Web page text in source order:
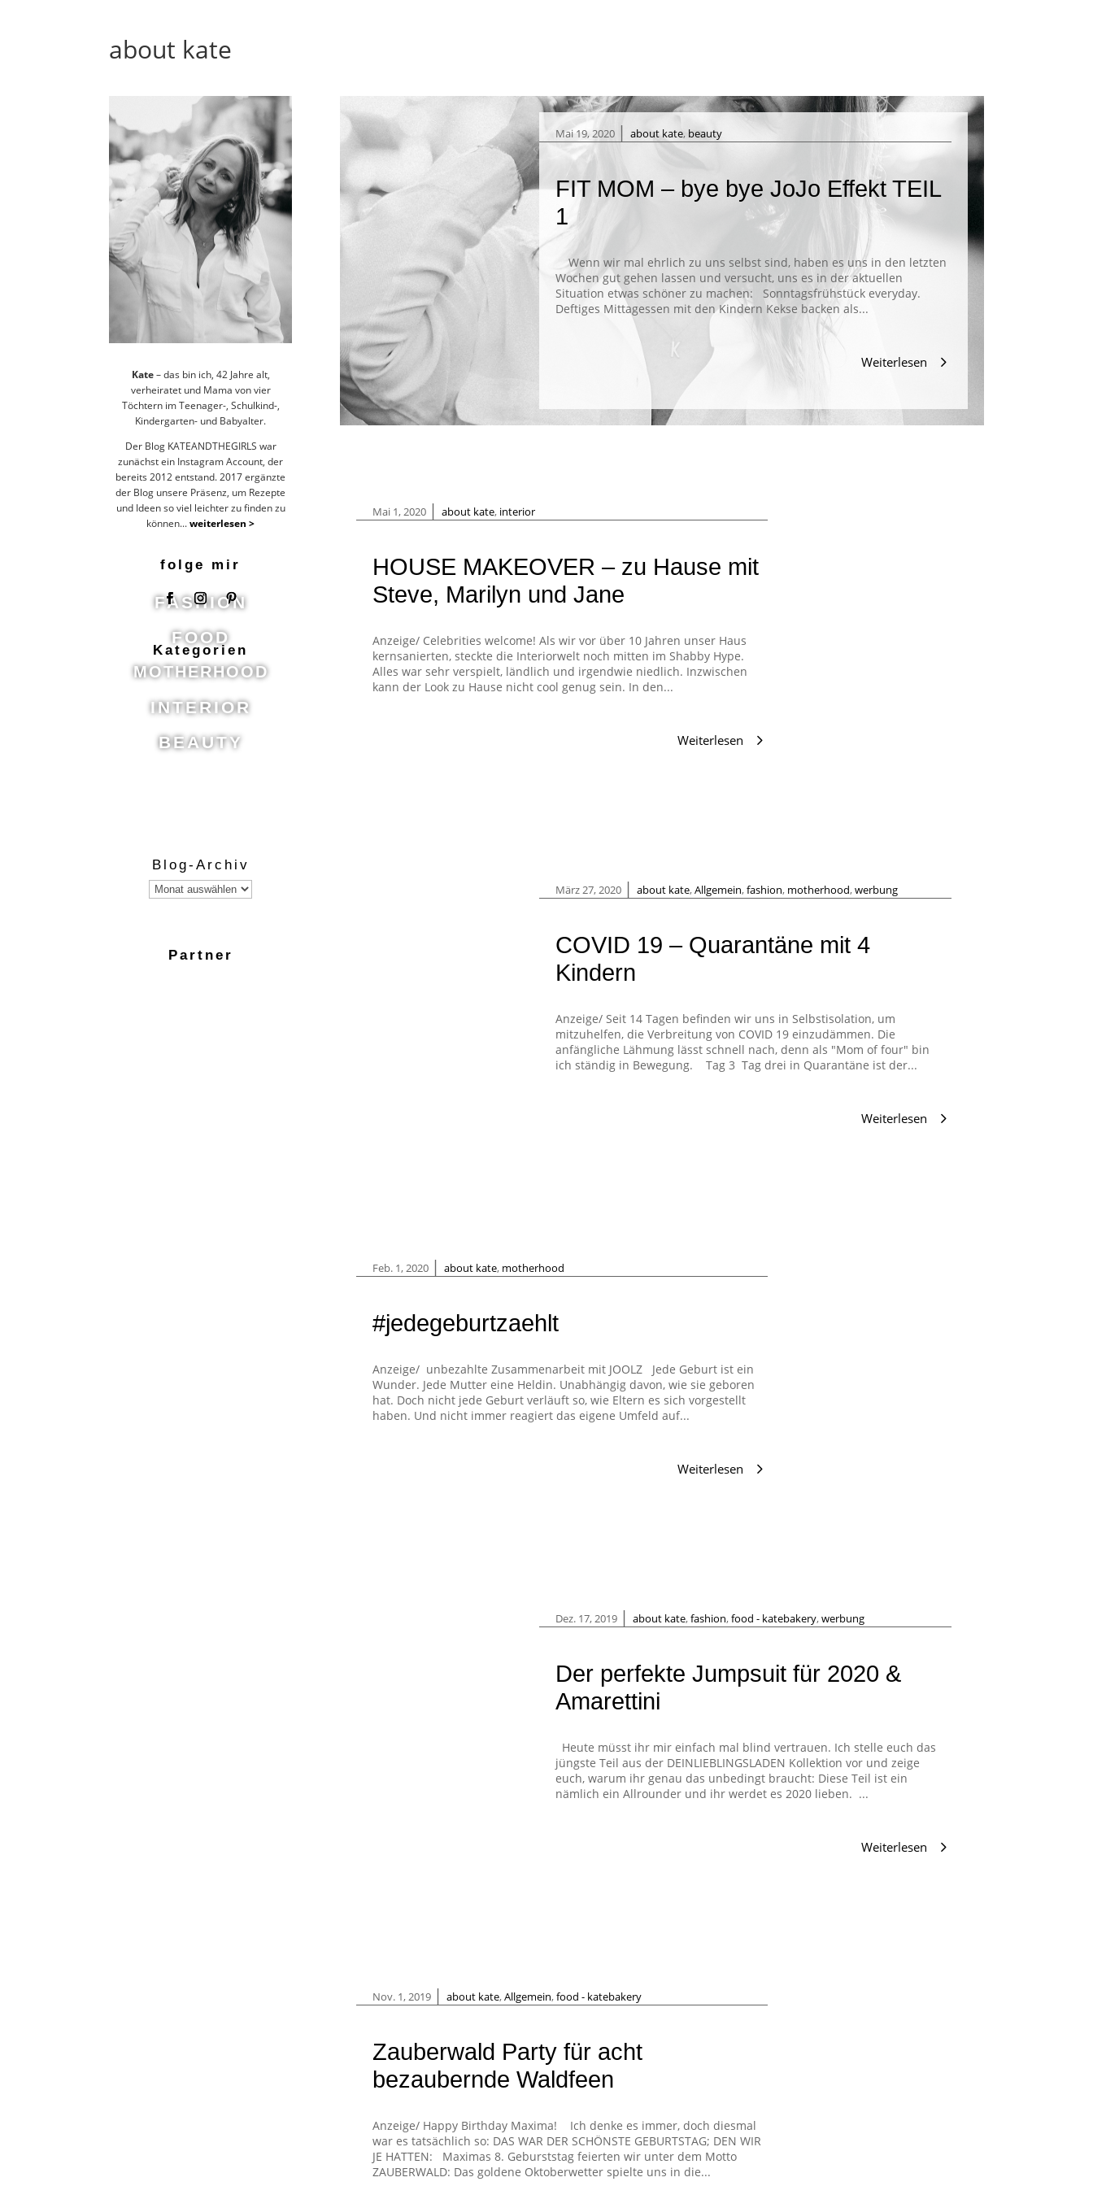
about kate
Kate– das bin ich, 42 Jahre alt,
verheiratet und Mama von vier
Töchtern im Teenager-, Schulkind-,
Kindergarten- und Babyalter.
Der Blog KATEANDTHEGIRLS war
zunächst ein Instagram Account, der
bereits 2012 entstand. 2017 ergänzte
der Blog unsere Präsenz, um Rezepte
und Ideen so viel leichter zu finden zu
können...weiterlesen >
folge mir
Kategorien
FASHION
FOOD
MOTHERHOOD
INTERIOR
BEAUTY
Blog-Archiv
Blog-
Partner
Mai 19, 2020 |about kate, beauty
FIT MOM – bye bye JoJo Effekt TEIL
1
Wenn wir mal ehrlich zu uns selbst sind, haben es uns in den letzten
Wochen gut gehen lassen und versucht, uns es in der aktuellen
Situation etwas schöner zu machen: Sonntagsfrühstück everyday.
Deftiges Mittagessen mit den Kindern Kekse backen als...
Weiterlesen
Mai 1, 2020 | about kate, interior
HOUSE MAKEOVER – zu Hause mit
Steve, Marilyn und Jane
Anzeige/ Celebrities welcome! Als wir vor über 10 Jahren unser Haus
kernsanierten, steckte die Interiorwelt noch mitten im Shabby Hype.
Alles war sehr verspielt, ländlich und irgendwie niedlich. Inzwischen
kann der Look zu Hause nicht cool genug sein. In den...
Weiterlesen
März 27, 2020 |about kate,Allgemein,fashion, motherhood,werbung
COVID 19 – Quarantäne mit 4
Kindern
Anzeige/ Seit 14 Tagen befinden wir uns in Selbstisolation, um
mitzuhelfen, die Verbreitung von COVID 19 einzudämmen. Die
anfängliche Lähmung lässt schnell nach, denn als "Mom of four" bin
ich ständig in Bewegung. Tag 3 Tag drei in Quarantäne ist der...
Weiterlesen
Feb. 1, 2020 | about kate, motherhood
#jedegeburtzaehlt
Anzeige/ unbezahlte Zusammenarbeit mit JOOLZ Jede Geburt ist ein
Wunder. Jede Mutter eine Heldin. Unabhängig davon, wie sie geboren
hat. Doch nicht jede Geburt verläuft so, wie Eltern es sich vorgestellt
haben. Und nicht immer reagiert das eigene Umfeld auf...
Weiterlesen
Dez. 17, 2019 |about kate,fashion,food - katebakery,werbung
Der perfekte Jumpsuit für 2020 &
Amarettini
Heute müsst ihr mir einfach mal blind vertrauen. Ich stelle euch das
jüngste Teil aus der DEINLIEBLINGSLADEN Kollektion vor und zeige
euch, warum ihr genau das unbedingt braucht: Diese Teil ist ein
nämlich ein Allrounder und ihr werdet es 2020 lieben. ...
Weiterlesen
Nov. 1, 2019 | about kate,Allgemein,food - katebakery
Zauberwald Party für acht
bezaubernde Waldfeen
Anzeige/ Happy Birthday Maxima! Ich denke es immer, doch diesmal
war es tatsächlich so: DAS WAR DER SCHÖNSTE GEBURTSTAG; DEN WIR
JE HATTEN: Maximas 8. Geburststag feierten wir unter dem Motto
ZAUBERWALD: Das goldene Oktoberwetter spielte uns in die...